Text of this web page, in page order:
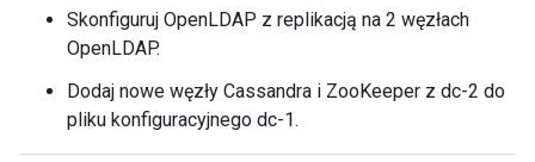
Skonfiguruj OpenLDAP z replikacją na 2 węzłach
OpenLDAP.
Dodaj nowe węzły Cassandra i ZooKeeper z dc-2 do
pliku konfiguracyjnego dc-1.